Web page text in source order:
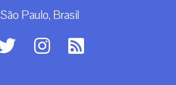
São Paulo, Brasil